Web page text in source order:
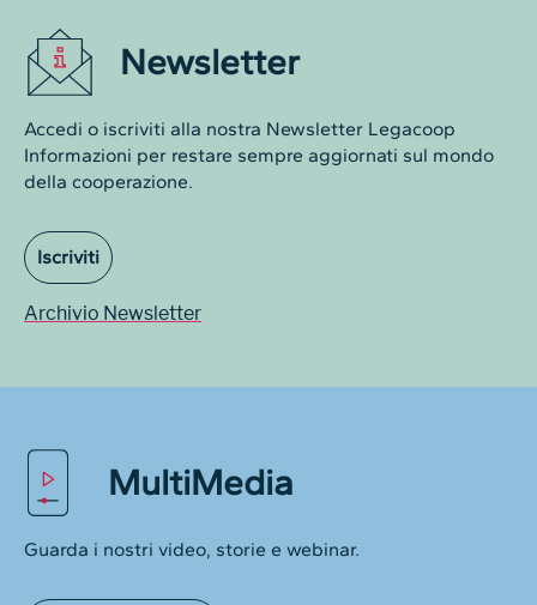
Newsletter
Accedi o iscriviti alla nostra Newsletter Legacoop
Informazioni per restare sempre aggiornati sul mondo
della cooperazione.
Iscriviti
Archivio Newsletter
MultiMedia
Guarda i nostri video, storie e webinar.